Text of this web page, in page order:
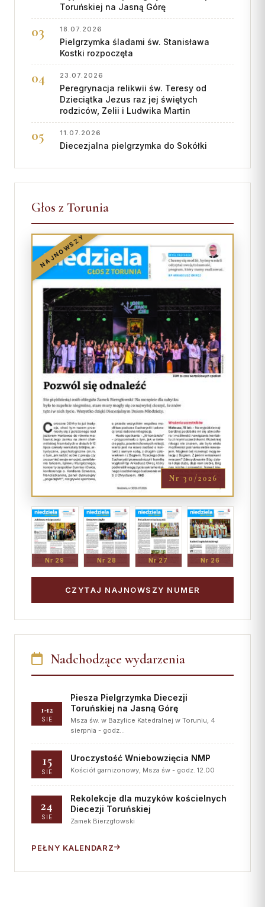
Toruńskiej na Jasną Górę
18.07.2026
Pielgrzymka śladami św. Stanisława
Kostki rozpoczęta
23.07.2026
Peregrynacja relikwii św. Teresy od
Dzieciątka Jezus raz jej świętych
rodziców, Zelii i Ludwika Martin
11.07.2026
Diecezjalna pielgrzymka do Sokółki
Głos z Torunia
NAJNOWSZY
Nr 30/2026
Nr 29 Nr 28 Nr 27 Nr 26
CZYTAJ NAJNOWSZY NUMER
Nadchodzące wydarzenia
1-12
SIE
Piesza Pielgrzymka Diecezji
Toruńskiej na Jasną Górę
Msza św. w Bazylice Katedralnej w Toruniu, 4
sierpnia - godz…
15
SIE
Uroczystość Wniebowzięcia NMP
Kościół garnizonowy, Msza św - godz. 12.00
24
SIE
Rekolekcje dla muzyków kościelnych
Diecezji Toruńskiej
Zamek Bierzgłowski
PEŁNY KALENDARZ